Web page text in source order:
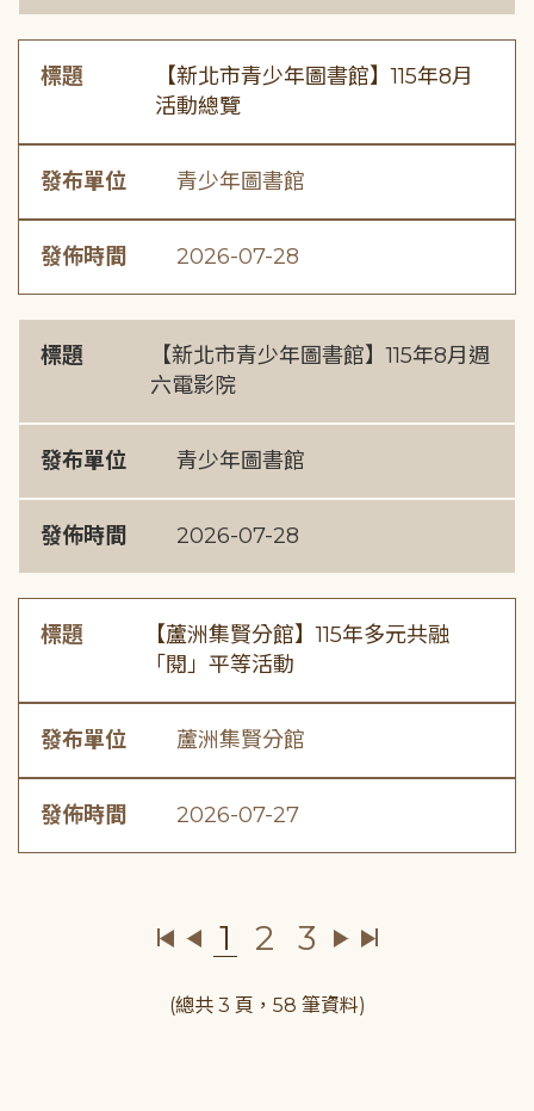
標題
【新北市青少年圖書館】115年8月
活動總覽
發布單位 青少年圖書館
發佈時間 2026-07-28
標題
【新北市青少年圖書館】115年8月週
六電影院
發布單位 青少年圖書館
發佈時間 2026-07-28
標題
【蘆洲集賢分館】115年多元共融
「閱」平等活動
發布單位 蘆洲集賢分館
發佈時間 2026-07-27
1 2 3
(總共 3 頁，58 筆資料)